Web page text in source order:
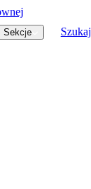
Sekcje Szukaj